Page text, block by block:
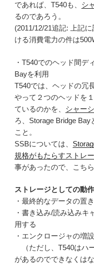
であれば、T540も、 シ
るのであろう。
(2011/12/21追記: 上記
ける消費電力の件は
・T540でのヘッド間デ
Bayを利用
T540では、ヘッドの冗
やって２つのヘッドを
ているのかを、 シャー
ろ、Storage Bridge
こと。
SSBについては、
規格がもたらすストレ
事があったので、こち
ストレージとしての動
・最終的なデータの置
・書き込み/読み込みキ
用する
・エンクロージャの増
（ただし、T540はハ
があるのでできなくはな